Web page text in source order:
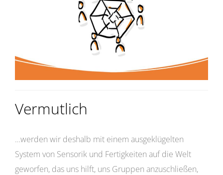
Vermutlich
…werden wir deshalb mit einem ausgeklügelten
System von Sensorik und Fertigkeiten auf die Welt
geworfen, das uns hilft, uns Gruppen anzuschließen,